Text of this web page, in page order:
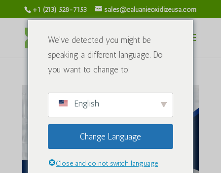
+1 (213) 528-7153 sales@caluanieoxidizeusa.com
We've detected you might be
speaking a different language. Do
you want to change to:
English
Change Language
Close and do not switch language